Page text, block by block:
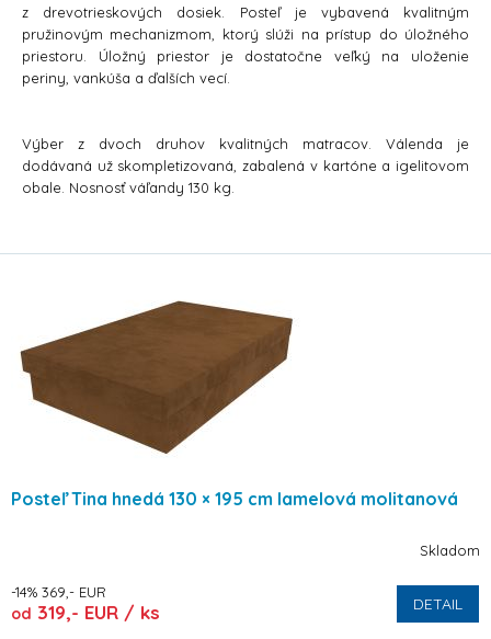
z drevotrieskových dosiek. Posteľ je vybavená kvalitným
pružinovým mechanizmom, ktorý slúži na prístup do úložného
priestoru. Úložný priestor je dostatočne veľký na uloženie
periny, vankúša a ďalších vecí.
Výber z dvoch druhov kvalitných matracov. Válenda je
dodávaná už skompletizovaná, zabalená v kartóne a igelitovom
obale. Nosnosť váľandy 130 kg.
Posteľ Tina hnedá 130 × 195 cm lamelová molitanová
Skladom
-14% 369,- EUR
od 319,- EUR / ks DETAIL